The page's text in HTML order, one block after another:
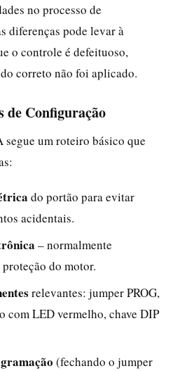
no processo de
diferenças pode levar à
o controle é defeituoso,
correto não foi aplicado.
de Configuração
segue um roteiro básico que
do portão para evitar
acidentais.
– normalmente
do motor.
relevantes: jumper PROG,
com LED vermelho, chave DIP
(fechando o jumper